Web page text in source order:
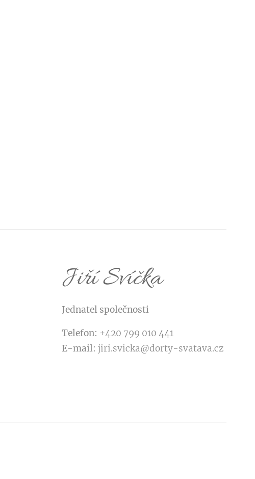
Jiří Svíčka
Jednatel společnosti
Telefon: +420 799 010 441
E-mail: jiri.svicka@dorty-svatava.cz